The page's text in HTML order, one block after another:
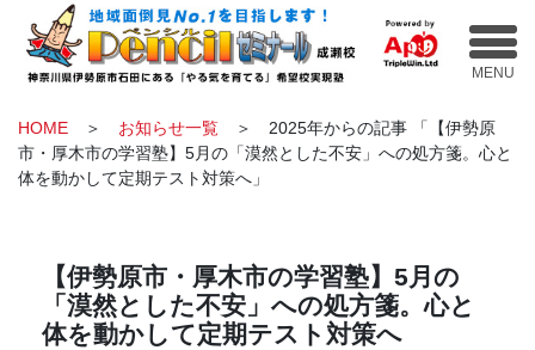
HOME ＞ お知らせ一覧 ＞ 2025年からの記事 「【伊勢原
市・厚木市の学習塾】5月の「漠然とした不安」への処方箋。心と
体を動かして定期テスト対策へ」
【伊勢原市・厚木市の学習塾】5月の
「漠然とした不安」への処方箋。心と
体を動かして定期テスト対策へ